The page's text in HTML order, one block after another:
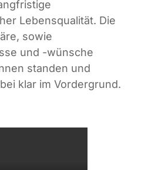
Lebensqualität. Die
sowie
und -wünsche
standen und
klar im Vordergrund.